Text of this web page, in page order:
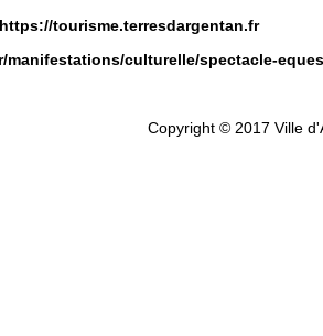
https://tourisme.terresdargentan.fr
culturelle/spectacle-
Copyright © 2017 Ville